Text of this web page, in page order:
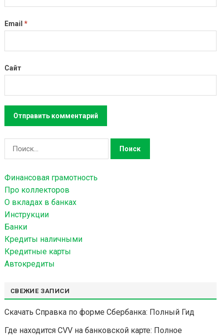
Email *
Сайт
а
т
и
:
Финансовая грамотность
Про коллекторов
О вкладах в банках
Инструкции
Банки
Кредиты наличными
Кредитные карты
Автокредиты
СВЕЖИЕ ЗАПИСИ
Скачать Справка по форме Сбербанка: Полный Гид
Где находится CVV на банковской карте: Полное